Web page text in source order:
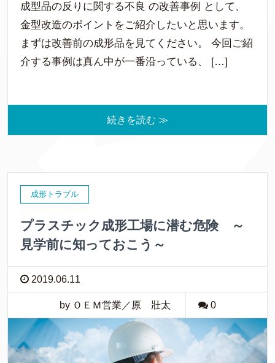
成型品の反りに関する不良 の改善事例 として、
金型改造のポイントをご紹介したいと思います。
まずは改善前の成形品を見てください。 今回ご紹
介する事例は真ん中が一番沿っている、 […]
続きを読む ≫
成形トラブル
プラスチック成形工場に潜む危険 ～
見学前に知っておこう～
2019.06.11
by ＯＥＭ営業／原 壯太 0